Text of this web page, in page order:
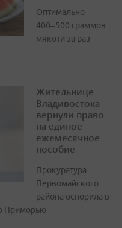
Оптимально —
400–500 граммов
мякоти за раз
Жительнице
Владивостока
вернули право
на единое
ежемесячное
пособие
Прокуратура
Первомайского
района оспорила в
Приморью